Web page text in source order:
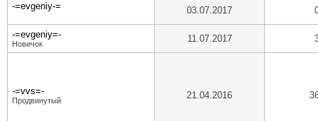
-=evgeniy-= 03.07.2017
-=evgeniy=-
Новичок 11.07.2017
-=vvs=-
Продвинутый 21.04.2016